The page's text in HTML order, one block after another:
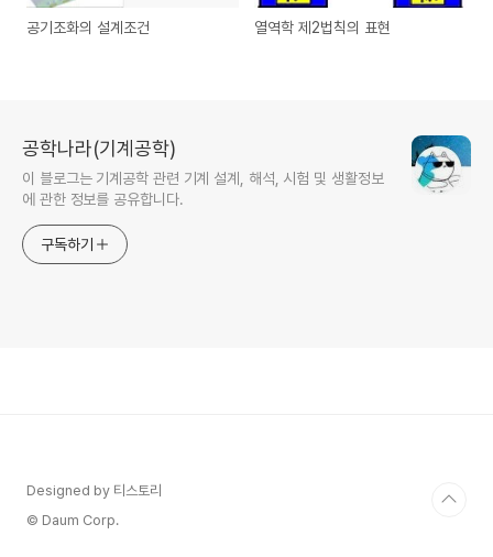
공기조화의 설계조건 열역학 제2법칙의 표현
공학나라(기계공학)
이 블로그는 기계공학 관련 기계 설계, 해석, 시험 및 생활정보
에 관한 정보를 공유합니다.
구독하기
Designed by 티스토리
© Daum Corp.